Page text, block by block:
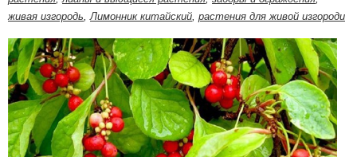
живая изгородь,Лимонник китайский, растения для живой изгороди